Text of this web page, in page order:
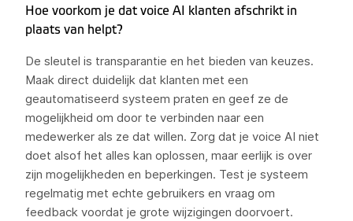
Hoe voorkom je dat voice AI klanten afschrikt in
plaats van helpt?
De sleutel is transparantie en het bieden van keuzes.
Maak direct duidelijk dat klanten met een
geautomatiseerd systeem praten en geef ze de
mogelijkheid om door te verbinden naar een
medewerker als ze dat willen. Zorg dat je voice AI niet
doet alsof het alles kan oplossen, maar eerlijk is over
zijn mogelijkheden en beperkingen. Test je systeem
regelmatig met echte gebruikers en vraag om
feedback voordat je grote wijzigingen doorvoert.